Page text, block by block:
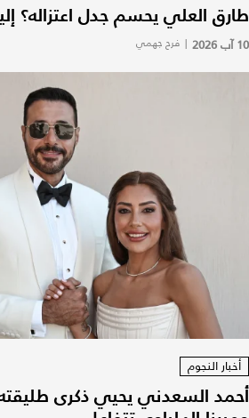
طارق العلي يحسم جدل اعتزاله؟
10 آب 2026 | فرح جهمي
أخبار النجوم
أحمد السعدني يحيي ذكرى